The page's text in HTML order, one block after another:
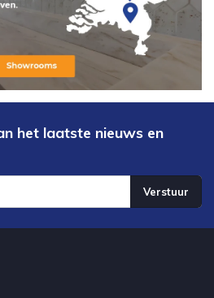
het laatste nieuws en
Verstuur